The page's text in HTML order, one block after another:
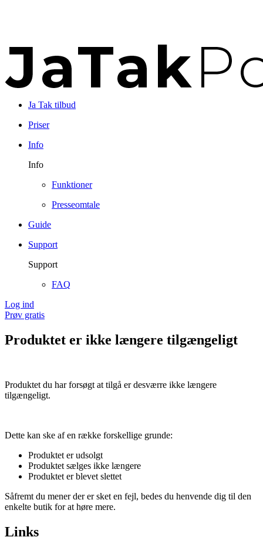
Ja Tak tilbud
Priser
Info
Info
Funktioner
Presseomtale
Guide
Support
Support
FAQ
Log ind
Prøv gratis
Produktet er ikke længere tilgængeligt
Produktet du har forsøgt at tilgå er desværre ikke længere
tilgængeligt.
Dette kan ske af en række forskellige grunde:
Produktet er udsolgt
Produktet sælges ikke længere
Produktet er blevet slettet
Såfremt du mener der er sket en fejl, bedes du henvende dig til den
enkelte butik for at høre mere.
Links